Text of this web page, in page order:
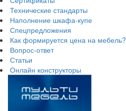
Технические стандарты
Наполнение шкафа-купе
Спецпредложения
Как формируется цена на мебель?
Вопрос-ответ
Статьи
Онлайн конструкторы